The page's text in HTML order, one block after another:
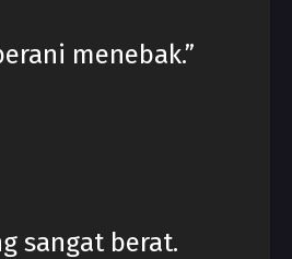
menebak.”
sangat berat.